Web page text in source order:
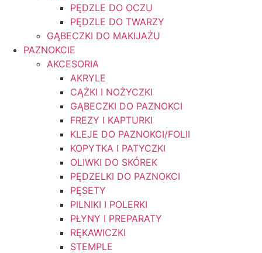
PĘDZLE DO OCZU
PĘDZLE DO TWARZY
GĄBECZKI DO MAKIJAŻU
PAZNOKCIE
AKCESORIA
AKRYLE
CĄŻKI I NOŻYCZKI
GĄBECZKI DO PAZNOKCI
FREZY I KAPTURKI
KLEJE DO PAZNOKCI/FOLII
KOPYTKA I PATYCZKI
OLIWKI DO SKÓREK
PĘDZELKI DO PAZNOKCI
PĘSETY
PILNIKI I POLERKI
PŁYNY I PREPARATY
RĘKAWICZKI
STEMPLE